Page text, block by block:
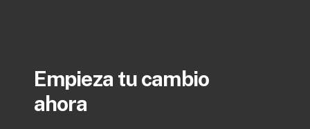
Empieza tucambio
ahora